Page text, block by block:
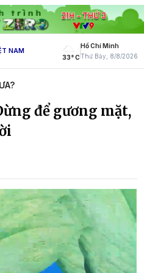
NAM
33° C
Hồ Chí Minh
Thứ Bảy, 8/8/2026
để gương mặt,